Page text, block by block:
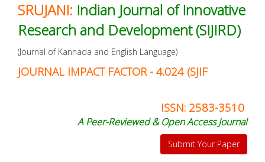
SRUJANI: Indian Journal of Innovative
Research and Development (SIJIRD)
(Journal of Kannada and English Language)
JOURNAL IMPACT FACTOR - 4.024 (SJIF
ISSN: 2583-3510
A Peer-Reviewed & Open Access Journal
Submit Your Paper